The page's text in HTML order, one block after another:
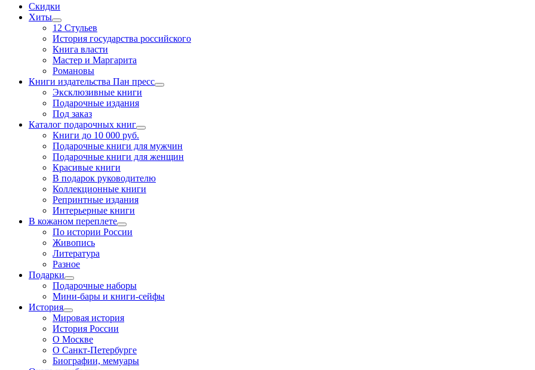
Скидки
Хиты
12 Стульев
История государства российского
Книга власти
Мастер и Маргарита
Романовы
Книги издательства Пан пресс
Эксклюзивные книги
Подарочные издания
Под заказ
Каталог подарочных книг
Книги до 10 000 руб.
Подарочные книги для мужчин
Подарочные книги для женщин
Красивые книги
В подарок руководителю
Коллекционные книги
Репринтные издания
Интерьерные книги
В кожаном переплете
По истории России
Живопись
Литература
Разное
Подарки
Подарочные наборы
Мини-бары и книги-сейфы
История
Мировая история
История России
О Москве
О Санкт-Петербурге
Биографии, мемуары